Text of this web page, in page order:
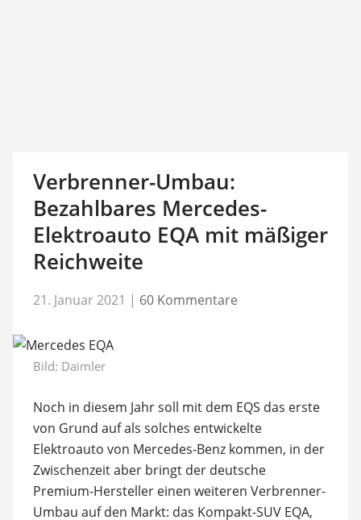
Verbrenner-Umbau:
Bezahlbares Mercedes-
Elektroauto EQA mit mäßiger
Reichweite
21. Januar 2021 | 60 Kommentare
Bild: Daimler
Noch in diesem Jahr soll mit dem EQS das erste
von Grund auf als solches entwickelte
Elektroauto von Mercedes-Benz kommen, in der
Zwischenzeit aber bringt der deutsche
Premium-Hersteller einen weiteren Verbrenner-
Umbau auf den Markt: das Kompakt-SUV EQA,